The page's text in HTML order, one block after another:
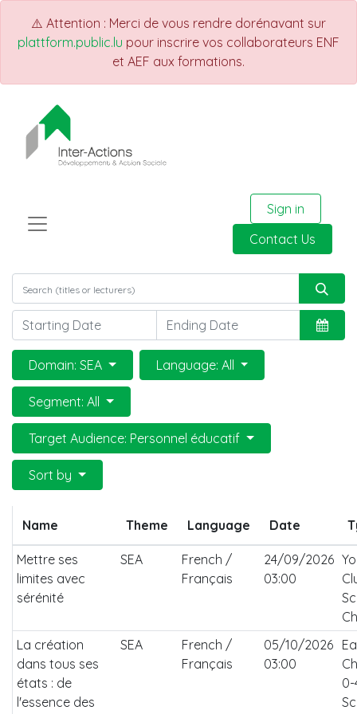
⚠️ Attention : Merci de vous rendre dorénavant sur
plattform.public.lu pour inscrire vos collaborateurs ENF
et AEF aux formations.
Sign in
Contact Us
Domain: SEA Language: All
Segment: All
Target Audience: Personnel éducatif
Sort by
Name Theme Language Date
Mettre ses
limites avec
sérénité
SEA
French /
Français
24/09/2026
03:00
La création
dans tous ses
états : de
l'essence des
SEA
French /
Français
05/10/2026
03:00
0-